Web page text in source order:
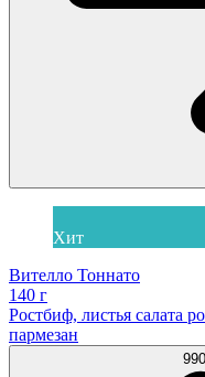
Хит
Вителло Тоннато
140 г
Ростбиф, листья салата
пармезан